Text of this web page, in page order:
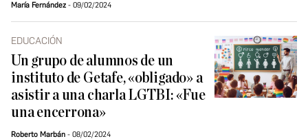
María Fernández 09/02/2024
EDUCACIÓN
Un grupo de alumnos de un
instituto de Getafe, «obligado» a
asistir a una charla LGTBI: «Fue
una encerrona»
Roberto Marbán 08/02/2024